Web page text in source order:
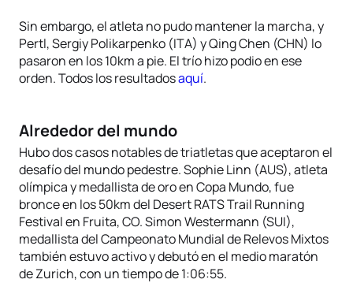
Sin embargo, el atleta no pudo mantener la marcha, y
Pertl, Sergiy Polikarpenko (ITA) y Qing Chen (CHN) lo
pasaron en los 10km a pie. El trío hizo podio en ese
orden. Todos los resultadosaquí.
Alrededor del mundo
Hubo dos casos notables de triatletas que aceptaron el
desafío del mundo pedestre. Sophie Linn (AUS), atleta
olímpica y medallista de oro en Copa Mundo, fue
bronce en los 50km del Desert RATS Trail Running
Festival en Fruita, CO. Simon Westermann (SUI),
medallista del Campeonato Mundial de Relevos Mixtos
también estuvo activo y debutó en el medio maratón
de Zurich, con un tiempo de 1:06:55.